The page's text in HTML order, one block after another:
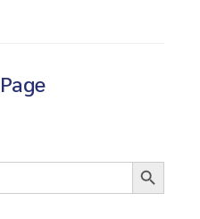
Search Button